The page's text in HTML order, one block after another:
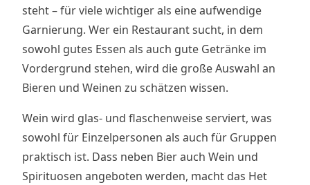
steht – für viele wichtiger als eine aufwendige
Garnierung. Wer ein Restaurant sucht, in dem
sowohl gutes Essen als auch gute Getränke im
Vordergrund stehen, wird die große Auswahl an
Bieren und Weinen zu schätzen wissen.
Wein wird glas- und flaschenweise serviert, was
sowohl für Einzelpersonen als auch für Gruppen
praktisch ist. Dass neben Bier auch Wein und
Spirituosen angeboten werden, macht das Het